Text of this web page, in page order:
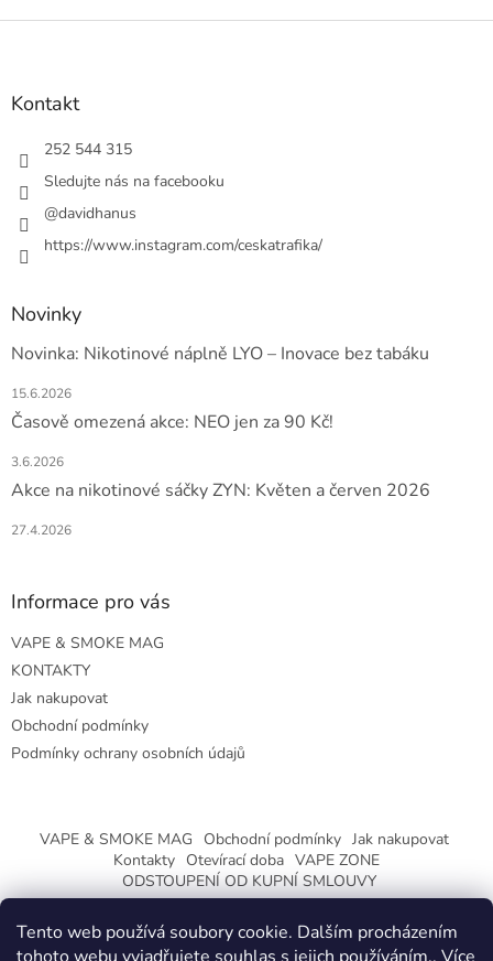
Tento web používá soubory cookie. Dalším procházením
u
Z
Kontakt
252 544 315
Sledujte nás na facebooku
@davidhanus
https://www.instagram.com/ceskatrafika/
Novinky
Novinka: Nikotinové náplně LYO – Inovace bez tabáku
15.6.2026
Časově omezená akce: NEO jen za 90 Kč!
3.6.2026
Akce na nikotinové sáčky ZYN: Květen a červen 2026
27.4.2026
Informace pro vás
VAPE & SMOKE MAG
KONTAKTY
Jak nakupovat
Obchodní podmínky
Podmínky ochrany osobních údajů
VAPE & SMOKE MAG Obchodní podmínky Jak nakupovat
Kontakty Otevírací doba VAPE ZONE
ODSTOUPENÍ OD KUPNÍ SMLOUVY